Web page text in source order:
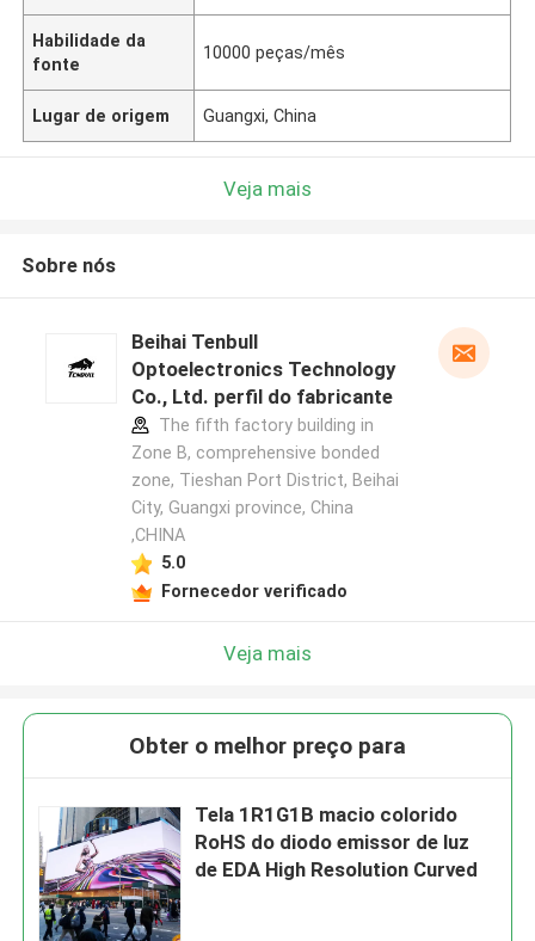
Habilidade da
fonte
10000 peças/mês
Lugar de origem Guangxi, China
Veja mais
Sobre nós
Beihai Tenbull
Optoelectronics Technology
Co., Ltd. perfil do fabricante
The fifth factory building in
Zone B, comprehensive bonded
zone, Tieshan Port District, Beihai
City, Guangxi province, China
,CHINA
5.0
Fornecedor verificado
Veja mais
Obter o melhor preço para
Tela 1R1G1B macio colorido
RoHS do diodo emissor de luz
de EDA High Resolution Curved